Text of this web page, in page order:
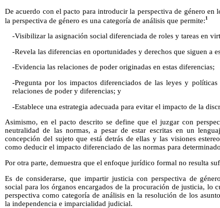
De acuerdo con el pacto para introducir la perspectiva de género en
la perspectiva de género es una categoría de análisis que permite:1
-Visibilizar la asignación social diferenciada de roles y tareas en
-Revela las diferencias en oportunidades y derechos que siguen a
-Evidencia las relaciones de poder originadas en estas diferencias;
-Pregunta por los impactos diferenciados de las leyes y políticas
relaciones de poder y diferencias; y
-Establece una estrategia adecuada para evitar el impacto de la
Asimismo, en el pacto descrito se define que el juzgar con
neutralidad de las normas, a pesar de estar escritas en un
concepción del sujeto que está detrás de ellas y las visiones
como deducir el impacto diferenciado de las normas para
Por otra parte, demuestra que el enfoque jurídico formal no resulta
Es de considerarse, que impartir justicia con perspectiva de
social para los órganos encargados de la procuración de justicia, lo
perspectiva como categoría de análisis en la resolución de los
la independencia e imparcialidad judicial.